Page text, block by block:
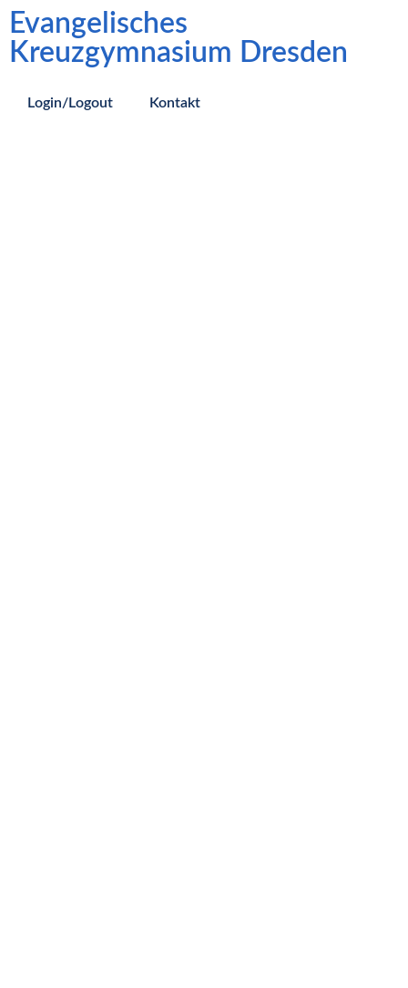
Evangelisches
Kreuzgymnasium Dresden
Login/Logout Kontakt